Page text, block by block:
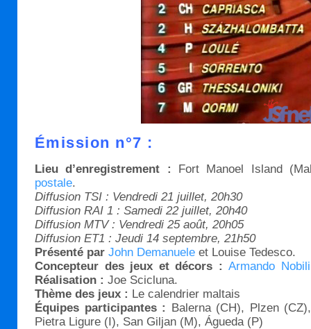
Émission n°7 :
Lieu d’enregistrement : Fort Manoel Island
postale.
Diffusion TSI : Vendredi 21 juillet, 20h30
Diffusion RAI 1 : Samedi 22 juillet, 20h40
Diffusion MTV : Vendredi 25 août, 20h05
Diffusion ET1 : Jeudi 14 septembre, 21h50
Présenté par John Demanuele et Louise Tedesco.
Concepteur des jeux et décors :Armando Nobili
Réalisation : Joe Scicluna.
Thème des jeux : Le calendrier maltais
Équipes participantes : Balerna (CH), Plzen
Pietra Ligure (I), San Giljan (M), Águeda (P)